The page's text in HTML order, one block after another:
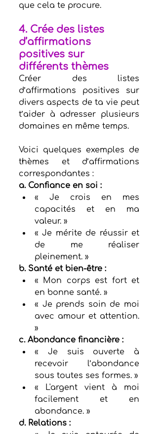
que cela te procure.
4. Crée des listes
d’affirmations
positives sur
différents thèmes
Créer des listes
d’affirmations positives sur
divers aspects de ta vie peut
t’aider à adresser plusieurs
domaines en même temps.
Voici quelques exemples de
thèmes et d’affirmations
correspondantes :
a. Confiance en soi :
« Je crois en mes
capacités et en ma
valeur. »
« Je mérite de réussir et
de me réaliser
pleinement. »
b. Santé et bien-être :
« Mon corps est fort et
en bonne santé. »
« Je prends soin de moi
avec amour et attention.
»
c. Abondance financière :
« Je suis ouverte à
recevoir l’abondance
sous toutes ses formes. »
« L'argent vient à moi
facilement et en
abondance. »
d. Relations :